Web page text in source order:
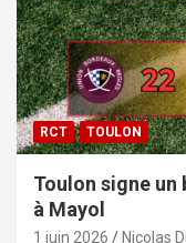
RCT TOULON
Toulon signe un
à Mayol
1 juin 2026 Nicolas